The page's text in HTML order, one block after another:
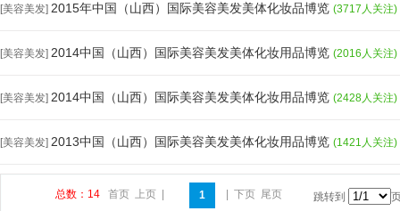
[美容美发] 2015年中国（山西）国际美容美发美体化妆品博览 (3717人关注)
[美容美发] 2014中国（山西）国际美容美发美体化妆用品博览 (2016人关注)
[美容美发] 2014中国（山西）国际美容美发美体化妆用品博览 (2428人关注)
[美容美发] 2013中国（山西）国际美容美发美体化妆用品博览 (1421人关注)
总数：14 首页 上页 1 下页 尾页 跳转到